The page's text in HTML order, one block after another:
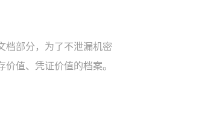
档部分，为了不泄漏机密
值、凭证价值的档案。